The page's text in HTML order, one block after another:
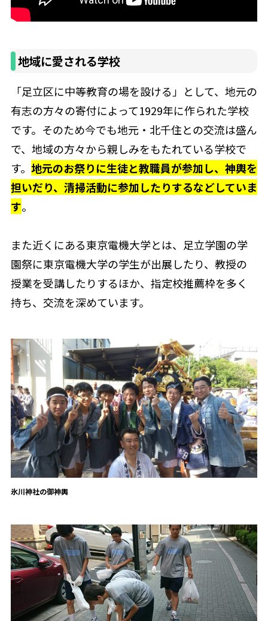
地域に愛される学校
「足立区に中等教育の場を設ける」として、地元の
有志の方々の寄付によって1929年に作られた学校
です。そのため今でも地元・北千住との交流は盛ん
で、地域の方々から親しみをもたれている学校で
す。 地元のお祭りに生徒と教職員が参加し、神輿を
担いだり、清掃活動に参加したりするなどしていま
す。
また近くにある東京電機大学とは、足立学園の学
園祭に東京電機大学の学生が出展したり、教授の
授業を受講したりするほか、指定校推薦枠を多く
持ち、交流を深めています。
氷川神社の御神輿